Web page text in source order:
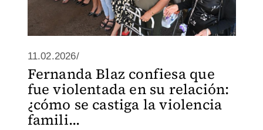
11.02.2026/
Fernanda Blaz confiesa que
fue violentada en su relación:
¿cómo se castiga la violencia
famili...